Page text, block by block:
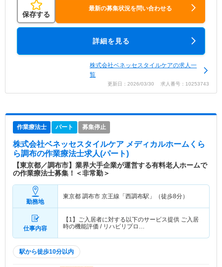
保存する
最新の募集状況を問い合わせる
詳細を見る
株式会社ベネッセスタイルケアの求人一
覧
更新日：2026/03/30 求人番号：10253743
作業療法士 パート 募集停止
株式会社ベネッセスタイルケア メディカルホームくら
ら調布の作業療法士求人(パート)
【東京都／調布市】業界大手企業が運営する有料老人ホームで
の作業療法士募集！＜非常勤＞
勤務地
東京都 調布市 京王線「西調布駅」（徒歩8分）
仕事内容
【1】ご入居者に対する以下のサービス提供 ご入居
時の機能評価 / リハビリプロ…
駅から徒歩10分以内